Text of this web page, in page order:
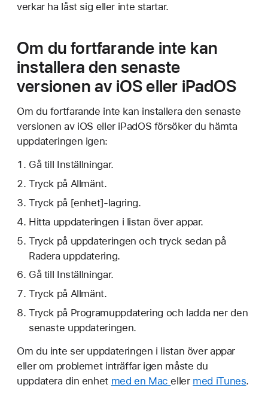
verkar ha låst sig eller inte startar.
Om du fortfarande inte kan
installera den senaste
versionen av iOS eller iPadOS
Om du fortfarande inte kan installera den senaste
versionen av iOS eller iPadOS försöker du hämta
uppdateringen igen:
Gå till Inställningar.
Tryck på Allmänt.
Tryck på [enhet]-lagring.
Hitta uppdateringen i listan över appar.
Tryck på uppdateringen och tryck sedan på
Radera uppdatering.
Gå till Inställningar.
Tryck på Allmänt.
Tryck på Programuppdatering och ladda ner den
senaste uppdateringen.
Om du inte ser uppdateringen i listan över appar
eller om problemet inträffar igen måste du
uppdatera din enhet med en Maceller med iTunes.